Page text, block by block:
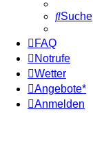
Suche
FAQ
Notrufe
Wetter
Angebote*
Anmelden